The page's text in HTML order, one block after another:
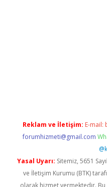
Reklam ve İletişim: E-mail:
forumhizmeti@gmail.com
Yasal Uyarı: Sitemiz, 5651
ve İletişim Kurumu (BTK)
olarak hizmet vermektedir.